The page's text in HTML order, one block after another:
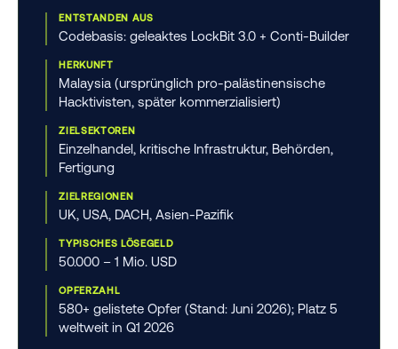
ENTSTANDEN AUS
Codebasis: geleaktes LockBit 3.0 + Conti-Builder
HERKUNFT
Malaysia (ursprünglich pro-palästinensische
Hacktivisten, später kommerzialisiert)
ZIELSEKTOREN
Einzelhandel, kritische Infrastruktur, Behörden,
Fertigung
ZIELREGIONEN
UK, USA, DACH, Asien-Pazifik
TYPISCHES LÖSEGELD
50.000 – 1 Mio. USD
OPFERZAHL
580+ gelistete Opfer (Stand: Juni 2026); Platz 5
weltweit in Q1 2026